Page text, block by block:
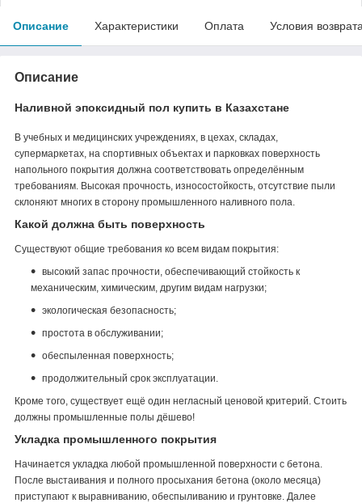
Описание Характеристики Оплата Условия
Описание
Наливной эпоксидный пол купить в Казахстане
В учебных и медицинских учреждениях, в цехах, складах,
супермаркетах, на спортивных объектах и парковках поверхность
напольного покрытия должна соответствовать определённым
требованиям. Высокая прочность, износостойкость, отсутствие пыли
склоняют многих в сторону промышленного наливного пола.
Какой должна быть поверхность
Существуют общие требования ко всем видам покрытия:
высокий запас прочности, обеспечивающий стойкость к
механическим, химическим, другим видам нагрузки;
экологическая безопасность;
простота в обслуживании;
обеспыленная поверхность;
продолжительный срок эксплуатации.
Кроме того, существует ещё один негласный ценовой критерий. Стоить
должны промышленные полы дёшево!
Укладка промышленного покрытия
Начинается укладка любой промышленной поверхности с бетона.
После выстаивания и полного просыхания бетона (около месяца)
приступают к выравниванию, обеспыливанию и грунтовке. Далее